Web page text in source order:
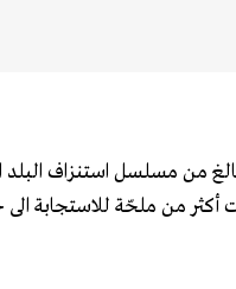
من مسلسل استنزاف البلد
أكثر من ملحّة للاستجابة